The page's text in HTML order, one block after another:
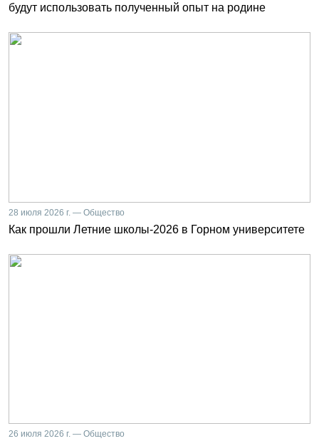
будут использовать полученный опыт на родине
28 июля 2026 г. — Общество
Как прошли Летние школы-2026 в Горном университете
26 июля 2026 г. — Общество